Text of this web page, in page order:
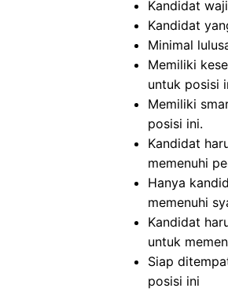
Kandidat
Kandidat
Minimal
Memiliki
untuk posisi
Memiliki
posisi ini.
Kandidat
memenuhi
Hanya
memenuhi
Kandidat
untuk
Siap
posisi ini